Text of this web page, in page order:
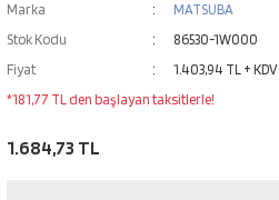
Marka
MATSUBA
Stok Kodu
86530-1W000
Fiyat
1.403,94 TL + KDV
*181,77 TL den başlayan taksitlerle!
1.684,73 TL